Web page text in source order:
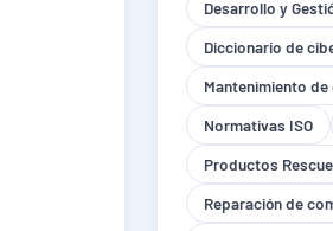
Desarrollo y
Diccionario de
Mantenimiento
Normativas ISO
Productos Rescue
Reparación de